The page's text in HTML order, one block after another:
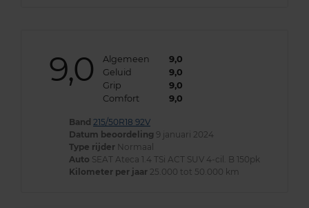
9,0 Algemeen
9,0
Geluid
9,0
Grip
9,0
Comfort
9,0
Band 215/50R18 92V
Datum beoordeling 9 januari 2024
Type rijder Normaal
Auto SEAT Ateca 1.4 TSi ACT SUV 4-cil. B 150pk
Kilometer per jaar 25.000 tot 50.000 km